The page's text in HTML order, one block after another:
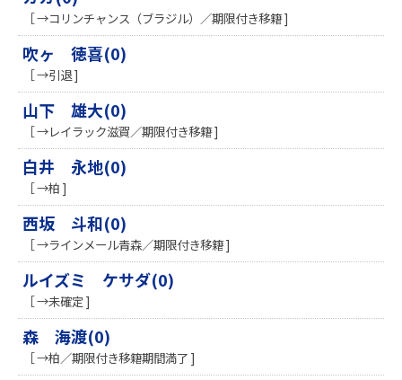
［ →コリンチャンス（ブラジル）／期限付き移籍 ]
吹ヶ 徳喜(0)
［ →引退 ]
山下 雄大(0)
［ →レイラック滋賀／期限付き移籍 ]
白井 永地(0)
［ →柏 ]
西坂 斗和(0)
［ →ラインメール青森／期限付き移籍 ]
ルイズミ ケサダ(0)
［ →未確定 ]
森 海渡(0)
［ →柏／期限付き移籍期間満了 ]